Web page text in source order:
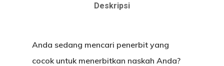
Deskripsi
Anda sedang mencari penerbit yang
cocok untuk menerbitkan naskah Anda?